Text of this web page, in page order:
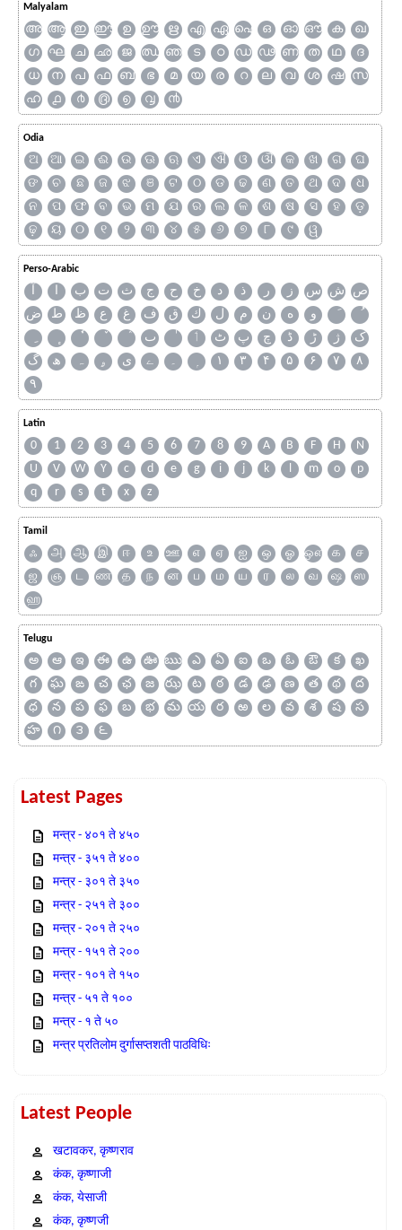
Malyalam
അ ആ ഇ ഈ ഉ ഊ ഋ എ ഏ ഐ ഒ ഓ ഔ ക
ഖ
ഗ
ഘ ച ഛ ജ ഝ ഞ ട ഠ ഡ ഢ ണ ത ഥ
ദ
ധ
ന പ ഫ ബ ഭ മ യ ര റ ല വ ശ ഷ
സ
ഹ
൧ ൪ ൫ ൭ ൮ ൯
Odia
ଅ ଆ ଇ ଈ ଉ ଊ ଋ ଏ ଐ ଓ ଔ କ ଖ ଗ
ଘ
ଙ
ଚ ଛ ଜ ଝ ଞ ଟ ଠ ଡ ଢ ଣ ତ ଥ ଦ
ଧ
ନ
ପ ଫ ବ ଭ ମ ଯ ର ଲ ଳ ଶ ଷ ସ ହ
ଡ଼
ଢ଼
ୟ ୦ ୧ ୨ ୩ ୪ ୫ ୬ ୭ ୮ ୯ ୱ
Perso-Arabic
آ ا ب ت ث ج ح خ د ذ ر ز س ش ص
ض
ط ظ ع غ ف ق ك ل م ن ه
و
ٮ
ٲ ٹ پ چ ڈ ڑ ژ
ک
گ
ھ ہ ۄ ی ے ۔ ۱ ۳ ۴ ۵ ۶ ۷
۸
۹
Latin
0 1 2 3 4 5 6 7 8 9 A B F H
N
U
V W Y c d e g i j k l m o
p
q
r s t x z
Tamil
ஃ அ ஆ இ ஈ உ ஊ எ ஏ ஐ ஒ ஓ ஔ க
ச
ஜ
ஞ ட ண த ந ன ப ம ய ர ல வ ஷ
ஸ
ஹ
Telugu
అ ఆ ఇ ఈ ఉ ఊ ఋ ఎ ఏ ఐ ఒ ఓ ఔ క
ఖ
గ
ఘ ఙ చ ఛ జ ఝ ట ఠ డ ఢ ణ త థ
ద
ధ
న ప ఫ బ భ మ య ర ఱ ల వ శ ష
స
హ
౧ ౩ ౬
Latest Pages
मन्त्र - ४०१ ते ४५०
मन्त्र - ३५१ ते ४००
मन्त्र - ३०१ ते ३५०
मन्त्र - २५१ ते ३००
मन्त्र - २०१ ते २५०
मन्त्र - १५१ ते २००
मन्त्र - १०१ ते १५०
मन्त्र - ५१ ते १००
मन्त्र - १ ते ५०
मन्त्र प्रतिलोम दुर्गासप्तशती पाठविधिः
Latest People
खटावकर, कृष्णराव
कंक, कृष्णाजी
कंक, येसाजी
कंक, कृष्णजी